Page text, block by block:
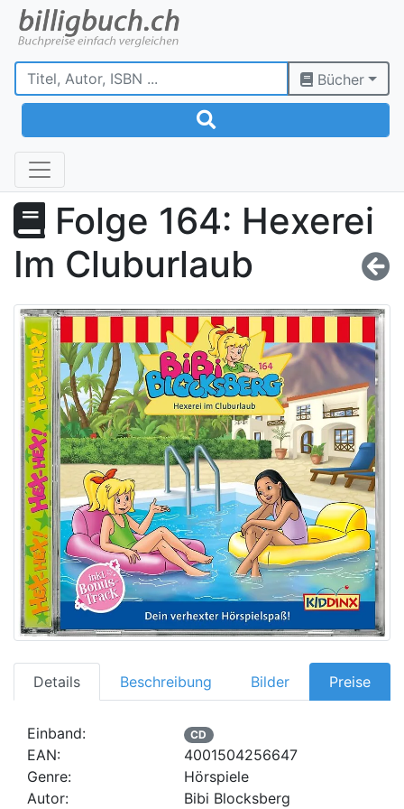
Bücher
Folge 164: Hexerei
Im Cluburlaub
Details Beschreibung Bilder Preise
Einband: CD
EAN:
4001504256647
Genre:
Hörspiele
Autor:
Bibi Blocksberg